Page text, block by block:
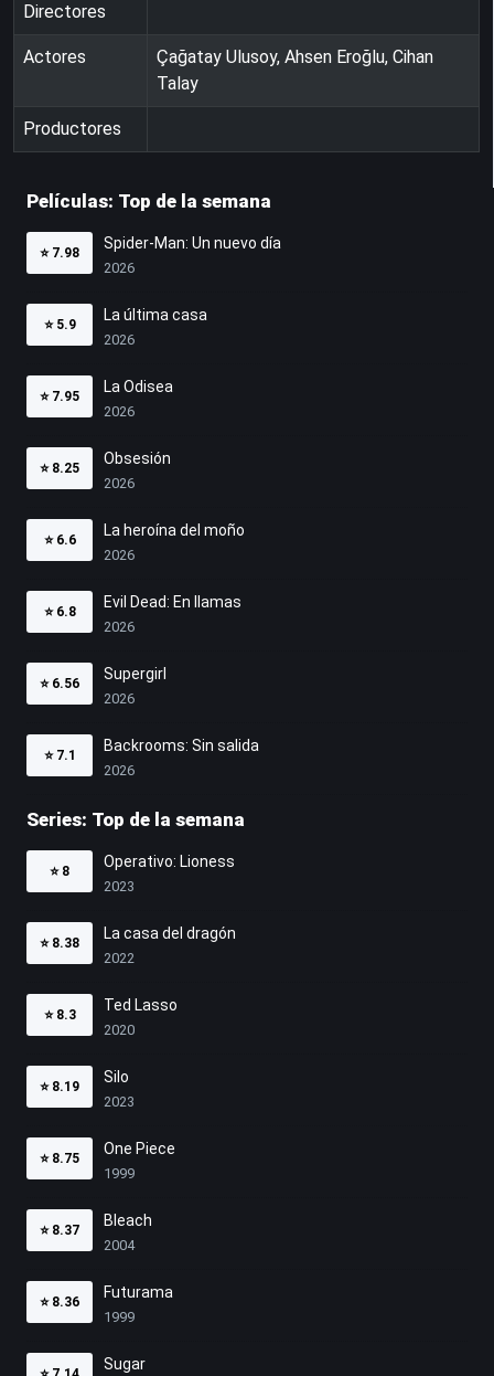
Directores
Actores
Çağatay Ulusoy, Ahsen Eroğlu, Cihan
Talay
Productores
Películas: Top de la semana
⭐ 7.98
Spider-Man: Un nuevo día
2026
⭐ 5.9
La última casa
2026
⭐ 7.95
La Odisea
2026
⭐ 8.25
Obsesión
2026
⭐ 6.6
La heroína del moño
2026
⭐ 6.8
Evil Dead: En llamas
2026
⭐ 6.56
Supergirl
2026
⭐ 7.1
Backrooms: Sin salida
2026
Series: Top de la semana
⭐ 8
Operativo: Lioness
2023
⭐ 8.38
La casa del dragón
2022
⭐ 8.3
Ted Lasso
2020
⭐ 8.19
Silo
2023
⭐ 8.75
One Piece
1999
⭐ 8.37
Bleach
2004
⭐ 8.36
Futurama
1999
Sugar